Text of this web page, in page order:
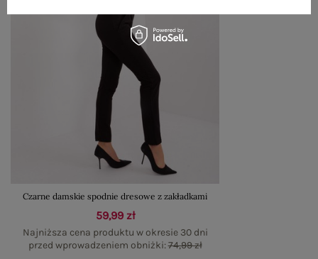
Czarne damskie spodnie dresowe z zakładkami
59,99 zł
Najniższa cena produktu w okresie 30 dni
przed wprowadzeniem obniżki:74,99 zł